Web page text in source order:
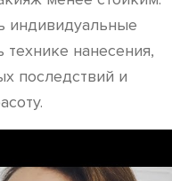
индивидуальные
нанесения,
последствий и